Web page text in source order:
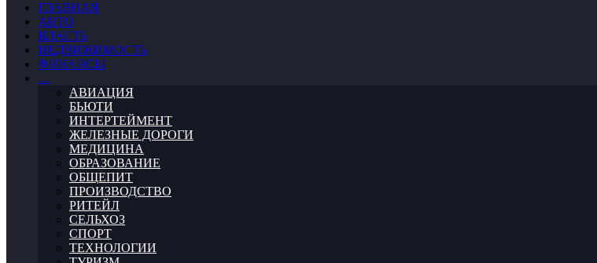
ГЛАВНАЯ
АВТО
ВЛАСТЬ
НЕДВИЖИМОСТЬ
ФИНАНСЫ
…
АВИАЦИЯ
БЬЮТИ
ИНТЕРТЕЙМЕНТ
ЖЕЛЕЗНЫЕ ДОРОГИ
МЕДИЦИНА
ОБРАЗОВАНИЕ
ОБЩЕПИТ
ПРОИЗВОДСТВО
РИТЕЙЛ
СЕЛЬХОЗ
СПОРТ
ТЕХНОЛОГИИ